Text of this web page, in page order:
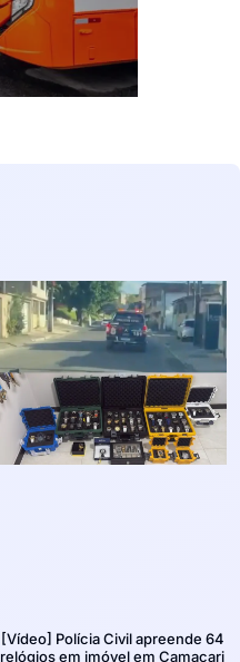
[Vídeo] Polícia Civil apreende 64
relógios em imóvel em Camaçari